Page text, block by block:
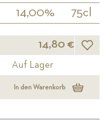
14,00% 75cl
14,80 €
Auf Lager
In den Warenkorb